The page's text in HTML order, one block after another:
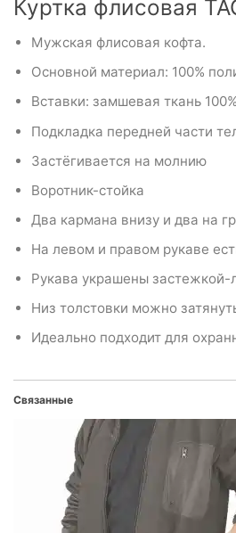
Куртка флисовая
Мужская флисовая кофта.
Основной материал: 100%
Вставки: замшевая ткань
Подкладка передней части
Застёгивается на молнию
Воротник-стойка
Два кармана внизу и два на
На левом и правом рукаве
Рукава украшены застежкой-
Низ толстовки можно
Идеально подходит для
Связанные